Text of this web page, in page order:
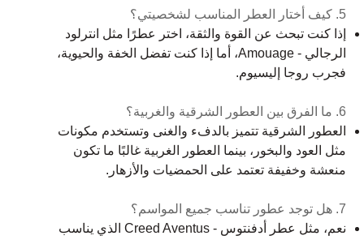
5. كيف أختار العطر المناسب لشخصيتي؟
إذا كنت تبحث عن القوة والثقة، اختر عطرًا مثل انترلود
الرجالي - Amouage، أما إذا كنت تفضل الخفة والحيوية،
فجرب روجا إليسيوم.
6. ما الفرق بين العطور الشرقية والغربية؟
العطور الشرقية تتميز بالدفء والغنى وتستخدم مكونات
مثل العود والبخور، بينما العطور الغربية غالبًا ما تكون
منعشة وخفيفة تعتمد على الحمضيات والأزهار.
7. هل توجد عطور تناسب جميع المواسم؟
نعم، مثل عطر أدفنتوس - Creed Aventus الذي يناسب